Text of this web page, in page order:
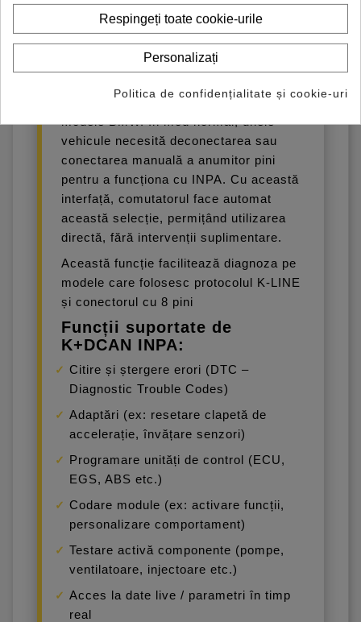
Funcție specială – comutator
integrat pentru compatibilitate
extinsă
Interfața K+DCAN este echipată cu
extinderea compatibilității cu mai multe
modele BMW. În mod normal, unele
vehicule necesită deconectarea sau
conectarea manuală a anumitor pini
pentru a funcționa cu INPA. Cu această
interfață, comutatorul face automat
această selecție, permițând utilizarea
directă, fără intervenții suplimentare.
Această funcție facilitează diagnoza pe
modele care folosesc protocolul K-LINE
și conectorul cu 8 pini
Funcții suportate de
K+DCAN INPA:
Citire și ștergere erori (DTC –
Diagnostic Trouble Codes)
Adaptări (ex: resetare clapetă de
accelerație, învățare senzori)
Programare unități de control (ECU,
EGS, ABS etc.)
Codare module (ex: activare funcții,
personalizare comportament)
Testare activă componente (pompe,
ventilatoare, injectoare etc.)
Acces la date live / parametri în timp
real
Respingeți toate cookie-urile
Personalizați
Politica de confidențialitate și cookie-uri